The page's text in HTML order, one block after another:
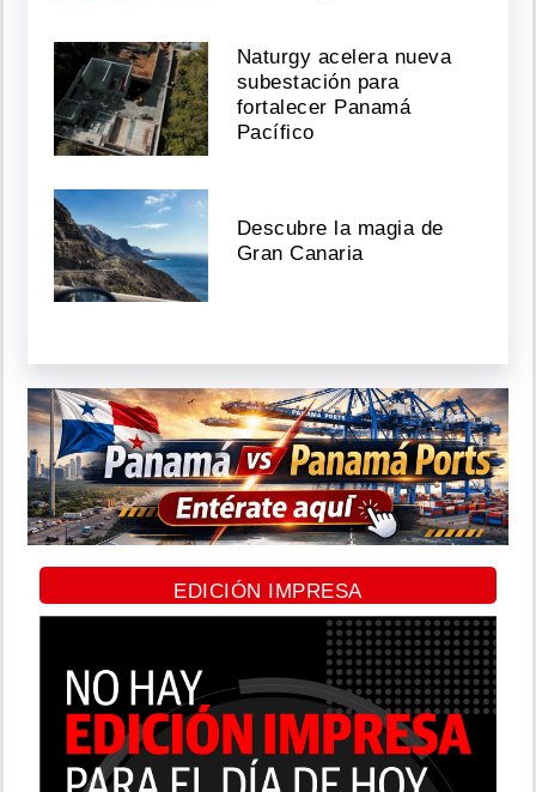
Naturgy acelera nueva
subestación para
fortalecer Panamá
Pacífico
Descubre la magia de
Gran Canaria
EDICIÓN IMPRESA